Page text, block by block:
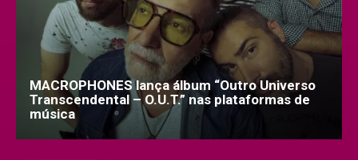
MACROPHONES lança álbum “Outro Universo
Transcendental – O.U.T.” nas plataformas de
música